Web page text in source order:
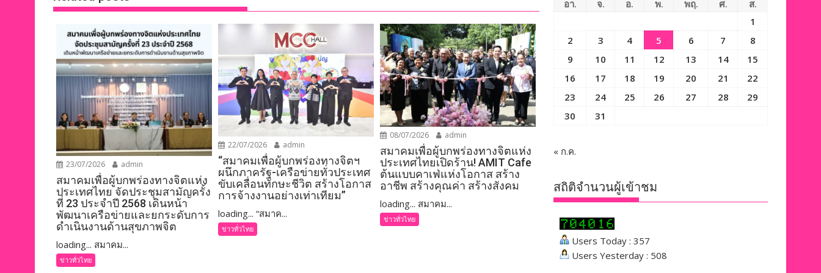
k k
23/07/2026 admin
สมาคมเพื่อผู้บกพร่องทางจิตแห่ง
ประเทศไทย จัดประชุมสามัญครั้ง
ที่ 23 ประจำปี 2568 เดินหน้า
พัฒนาเครือข่ายและยกระดับการ
ดำเนินงานด้านสุขภาพจิต
loading... สมาคม...
ข่าวทั่วไทย
22/07/2026 admin
“สมาคมเพื่อผู้บกพร่องทางจิตฯ
ผนึกภาครัฐ-เครือข่ายทั่วประเทศ
ขับเคลื่อนทักษะชีวิต สร้างโอกาส
การจ้างงานอย่างเท่าเทียม”
loading... “สมาค...
ข่าวทั่วไทย
08/07/2026 admin
สมาคมเพื่อผู้บกพร่องทางจิตแห่ง
ประเทศไทยเปิดร้าน! AMIT Cafe
ต้นแบบคาเฟ่แห่งโอกาส สร้าง
อาชีพ สร้างคุณค่า สร้างสังคม
loading... สมาคม...
ข่าวทั่วไทย
อา. จ. อ. พ. พฤ. ศ.
ส.
1
2
3 4 5 6 7
8
9
10 11 12 13 14
15
16
17 18 19 20 21
22
23
24 25 26 27 28
29
30
31
« ก.ค.
สถิติจำนวนผู้เข้าชม
Users Today : 357
Users Yesterday : 508